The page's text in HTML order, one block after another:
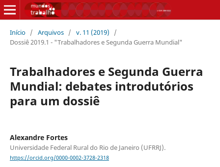
Início / Arquivos / v. 11 (2019)
/
Dossiê 2019.1 - "Trabalhadores e Segunda Guerra Mundial"
Trabalhadores e Segunda Guerra
Mundial: debates introdutórios
para um dossiê
Alexandre Fortes
Universidade Federal Rural do Rio de Janeiro (UFRRJ).
https://orcid.org/0000-0002-3728-2318